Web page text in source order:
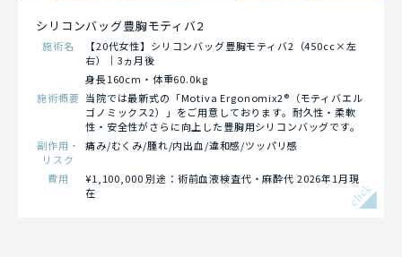
シリコンバッグ豊胸モティバ2
施術名
【20代女性】シリコンバッグ豊胸モティバ2（450cc×左
右）｜3ヵ月後
身長160cm・体重60.0kg
施術概要 当院では最新式の「Motiva Ergonomix2®（モティバエル
ゴノミックス2）」をご用意しております。耐久性・柔軟
性・安全性がさらに向上した豊胸用シリコンバッグです。
副作用・
リスク
痛み/むくみ/腫れ/内出血/違和感/ツッパリ感
費用
¥1,100,000 別途：術前血液検査代・麻酔代 2026年1月現
在
click